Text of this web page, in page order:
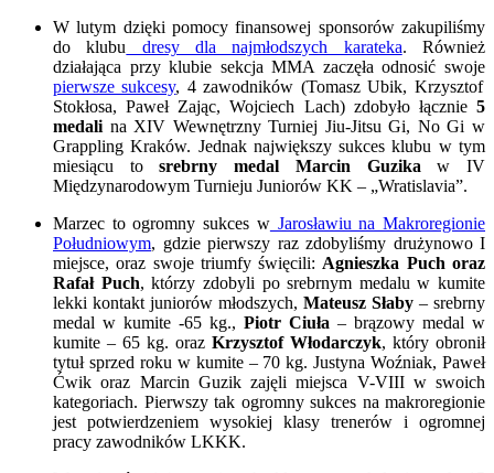
W lutym dzięki pomocy finansowej sponsorów zakupiliśmy
do klubu dresy dla najmłodszych karateka. Również
działająca przy klubie sekcja MMA zaczęła odnosić swoje
pierwsze sukcesy, 4 zawodników (Tomasz Ubik, Krzysztof
Stokłosa, Paweł Zając, Wojciech Lach) zdobyło łącznie 5
medali na XIV Wewnętrzny Turniej Jiu-Jitsu Gi, No Gi w
Grappling Kraków. Jednak największy sukces klubu w tym
miesiącu tosrebrny medal Marcin Guzika w IV
Międzynarodowym Turnieju Juniorów KK – „Wratislavia”.
Marzec to ogromny sukces wJarosławiu na Makroregionie
Południowym, gdzie pierwszy raz zdobyliśmy drużynowo I
miejsce, oraz swoje triumfy święcili: Agnieszka Puch oraz
Rafał Puch, którzy zdobyli po srebrnym medalu w kumite
lekki kontakt juniorów młodszych, Mateusz Słaby – srebrny
medal w kumite -65 kg., Piotr Ciuła – brązowy medal w
kumite – 65 kg. oraz Krzysztof Włodarczyk, który obronił
tytuł sprzed roku w kumite – 70 kg. Justyna Woźniak, Paweł
Ćwik oraz Marcin Guzik zajęli miejsca V-VIII w swoich
kategoriach. Pierwszy tak ogromny sukces na makroregionie
jest potwierdzeniem wysokiej klasy trenerów i ogromnej
pracy zawodników LKKK.